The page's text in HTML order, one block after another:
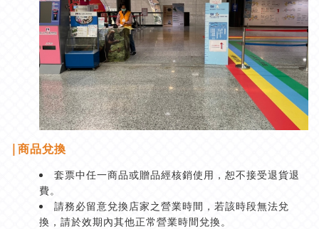
|商品兌換
套票中任一商品或贈品經核銷使用，恕不接受退貨退
費。
請務必留意兌換店家之營業時間，若該時段無法兌
換，請於效期內其他正常營業時間兌換。